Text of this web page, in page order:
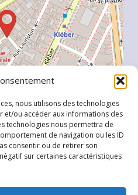
nous utilisons des technologies
et/ou accéder aux informations des
technologies nous permettra de
de navigation ou les ID
consentir ou de retirer son
sur certaines caractéristiques
, \r\n©OpenStreetMapcontributeurs